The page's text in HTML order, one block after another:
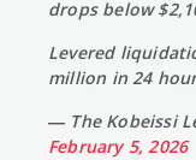
drops below
Levered
million in 24
— The Kobeissi
February 5, 2026